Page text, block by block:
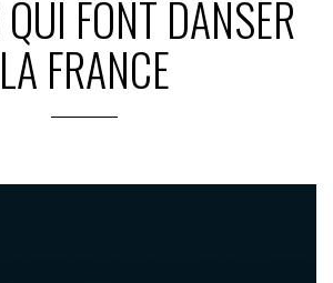
FONT DANSER
LA FRANCE